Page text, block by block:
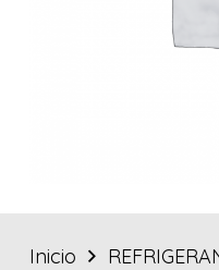
Inicio